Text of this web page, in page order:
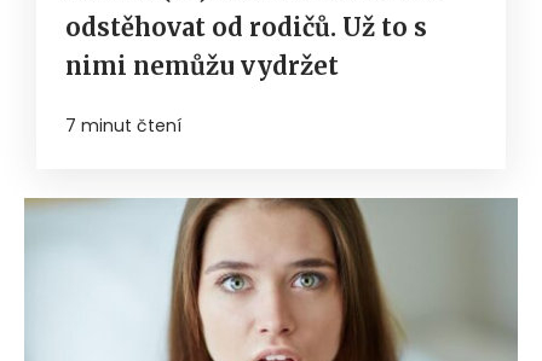
odstěhovat od rodičů. Už to s
nimi nemůžu vydržet
7 minut čtení